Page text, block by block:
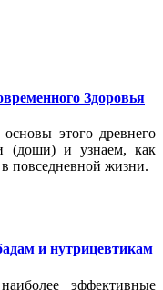
Здоровья
этого древнего
(доши) и узнаем, как
повседневной жизни.
и нутрицевтикам
эффективные